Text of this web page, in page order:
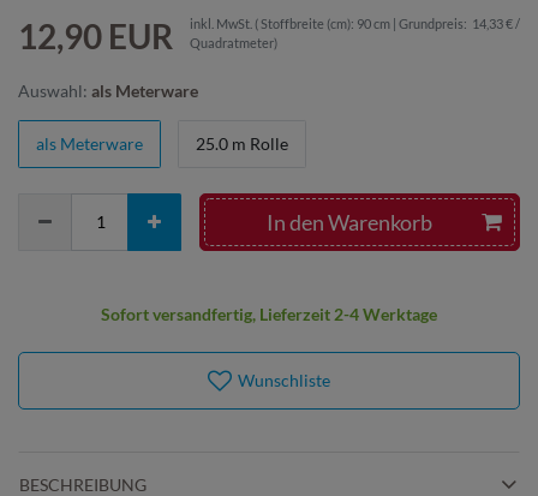
12,90 EUR inkl. MwSt. ( Stoffbreite (cm): 90 cm | Grundpreis: 14,33 € /
Quadratmeter)
Auswahl: als Meterware
als Meterware 25.0 m Rolle
In den Warenkorb
Sofort versandfertig, Lieferzeit 2-4 Werktage
Wunschliste
BESCHREIBUNG